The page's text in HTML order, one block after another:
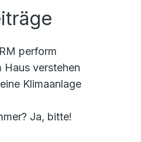
perform
Haus verstehen
Klimaanlage
Ja, bitte!